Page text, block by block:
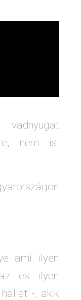
nem is,
ami ilyen
és ilyen
-, akik